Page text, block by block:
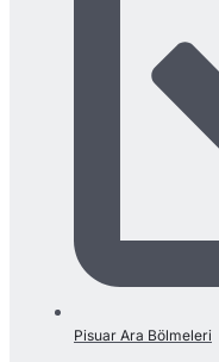
Pisuar Ara Bölmeleri